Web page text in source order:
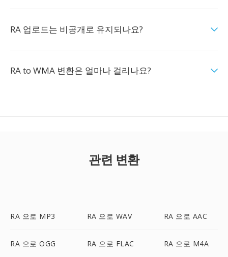
RA 업로드는 비공개로 유지되나요?
RA to WMA 변환은 얼마나 걸리나요?
관련 변환
RA 으로 MP3 RA 으로 WAV RA 으로 AAC
RA 으로 OGG RA 으로 FLAC RA 으로 M4A